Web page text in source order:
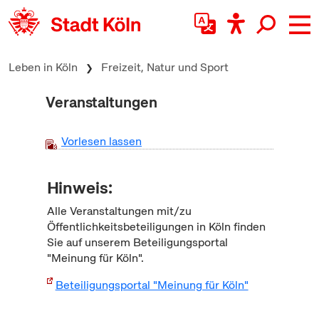
zum Inhalt springen
Leben in Köln Freizeit, Natur und Sport
Veranstaltungen
Vorlesen lassen
Hinweis:
Alle Veranstaltungen mit/zu
Öffentlichkeitsbeteiligungen in Köln finden
Sie auf unserem Beteiligungsportal
"Meinung für Köln".
Beteiligungsportal "Meinung für Köln"